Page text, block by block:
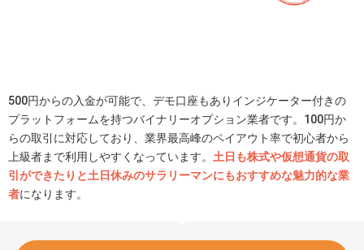
500円からの入金が可能で、デモ口座もありインジケーター付きの
プラットフォームを持つバイナリーオプション業者です。100円か
らの取引に対応しており、業界最高峰のペイアウト率で初心者から
上級者まで利用しやすくなっています。 土日も株式や仮想通貨の取
引ができたりと土日休みのサラリーマンにもおすすめな魅力的な業
者になります。